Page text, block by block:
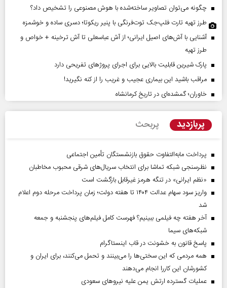
چگونه می‌توان تصاویر ساخته‌شده با هوش مصنوعی را تشخیص داد؟
طرز تهیه تارت فلپ‌جک توت‌فرنگی با پنیر ریکوتا؛ دسری ساده و خوشمزه
آشنایی با آش‌های اصیل ایرانی؛ از آش عباسعلی تا آش ترخینه + خواص و
طرز تهیه
پارک شیرین قابلیت‌ بالایی برای اجرای پروژهای تفریحی دارد
مراقب باشید این بیماری عجیب و غریب را از کنه نگیرید!
خاوران؛ گمشده‌ای در تاریخ کرمانشاه
پربازدید پربحث
پرداخت مابه‌التفاوت حقوق بازنشستگان تأمین اجتماعی
نظرسنجی شبکه تماشا برای انتخاب سریال‌های شرقی محبوب مخاطبان
«نظم ایرانی» در تنگه هرمز غیرقابل بازگشت است
واریز سود سهام عدالت ۱۴۰۴ تا هفته دولت؛ زمان پرداخت مرحله دوم اعلام
شد
آخر هفته چه فیلمی ببینیم؟ فهرست کامل فیلم‌های پنجشنبه و جمعه
شبکه‌های سیما
پاسخ قانون به خشونت در قاب اینستاگرام
همه مردمی که این سختی‌ها را می‌بینند و تحمل می‌کنند، برای ایران و
کشورشان این کاررا انجام می‌دهند
عملیات گسترده ارتش یمن علیه نیروهای سعودی